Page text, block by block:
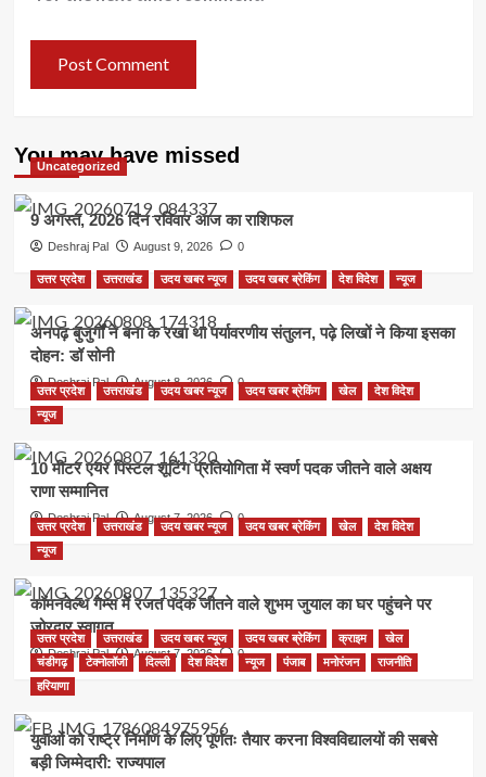
You may have missed
Uncategorized
9 अगस्त, 2026 दिन रविवार आज का राशिफल
Deshraj Pal August 9, 2026 0
उत्तर प्रदेश उत्तराखंड उदय खबर न्यूज उदय खबर ब्रेकिंग देश विदेश न्यूज
अनपढ़ बुजुर्गों ने बना के रखा था पर्यावरणीय संतुलन, पढ़े लिखों ने किया इसका
दोहन: डॉ सोनी
Deshraj Pal August 8, 2026 0
उत्तर प्रदेश उत्तराखंड उदय खबर न्यूज उदय खबर ब्रेकिंग खेल
देश विदेश
न्यूज
10 मीटर एयर पिस्टल शूटिंग प्रतियोगिता में स्वर्ण पदक जीतने वाले अक्षय
राणा सम्मानित
Deshraj Pal August 7, 2026 0
उत्तर प्रदेश उत्तराखंड उदय खबर न्यूज उदय खबर ब्रेकिंग खेल
देश विदेश
न्यूज
कॉमनवेल्थ गेम्स में रजत पदक जीतने वाले शुभम जुयाल का घर पहुंचने पर
जोरदार स्वागत
Deshraj Pal August 7, 2026 0
उत्तर प्रदेश उत्तराखंड उदय खबर न्यूज उदय खबर ब्रेकिंग क्राइम
खेल
चंडीगढ़
टेक्नोलॉजी दिल्ली देश विदेश न्यूज पंजाब मनोरंजन
राजनीति
हरियाणा
युवाओं को राष्ट्र निर्माण के लिए पूर्णतः तैयार करना विश्वविद्यालयों की सबसे
बड़ी जिम्मेदारी: राज्यपाल